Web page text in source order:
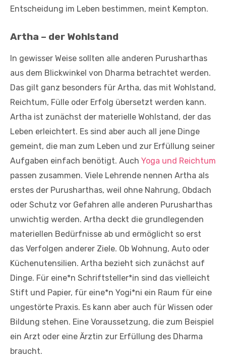
Entscheidung im Leben bestimmen, meint Kempton.
Artha – der Wohlstand
In gewisser Weise sollten alle anderen Purusharthas
aus dem Blickwinkel von Dharma betrachtet werden.
Das gilt ganz besonders für Artha, das mit Wohlstand,
Reichtum, Fülle oder Erfolg übersetzt werden kann.
Artha ist zunächst der materielle Wohlstand, der das
Leben erleichtert. Es sind aber auch all jene Dinge
gemeint, die man zum Leben und zur Erfüllung seiner
Aufgaben einfach benötigt. Auch Yoga und Reichtum
passen zusammen. Viele Lehrende nennen Artha als
erstes der Purusharthas, weil ohne Nahrung, Obdach
oder Schutz vor Gefahren alle anderen Purusharthas
unwichtig werden. Artha deckt die grundlegenden
materiellen Bedürfnisse ab und ermöglicht so erst
das Verfolgen anderer Ziele. Ob Wohnung, Auto oder
Küchenutensilien. Artha bezieht sich zunächst auf
Dinge. Für eine*n Schriftsteller*in sind das vielleicht
Stift und Papier, für eine*n Yogi*ni ein Raum für eine
ungestörte Praxis. Es kann aber auch für Wissen oder
Bildung stehen. Eine Voraussetzung, die zum Beispiel
ein Arzt oder eine Ärztin zur Erfüllung des Dharma
braucht.